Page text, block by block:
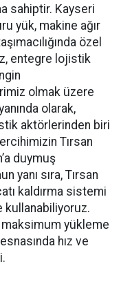
sahiptir. Kayseri
yük, makine ağır
özel
entegre lojistik
olmak üzere
olarak,
aktörlerinden biri
Tırsan
duymuş
yanı sıra, Tırsan
kaldırma sistemi
kullanabiliyoruz.
yükleme
hız ve